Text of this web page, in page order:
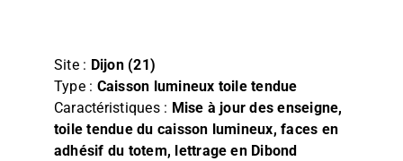
Site : Dijon (21)
Type : Caisson lumineux toile tendue
Caractéristiques : Mise à jour des enseigne,
toile tendue du caisson lumineux, faces en
adhésif du totem, lettrage en Dibond